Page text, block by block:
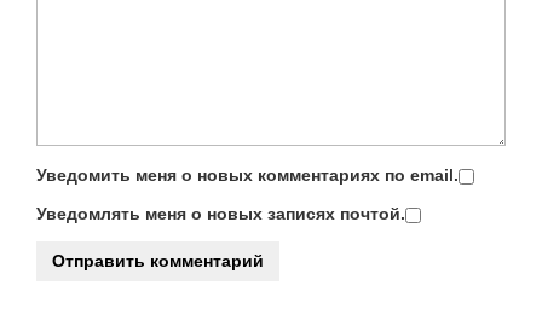
Уведомить меня о новых комментариях по email.
Уведомлять меня о новых записях почтой.